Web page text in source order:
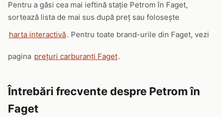
Pentru a găsi cea mai ieftină stație Petrom în Faget,
sortează lista de mai sus după preț sau folosește
harta interactivă. Pentru toate brand-urile din Faget, vezi
pagina prețuri carburanți Faget.
Întrebări frecvente despre Petrom în
Faget